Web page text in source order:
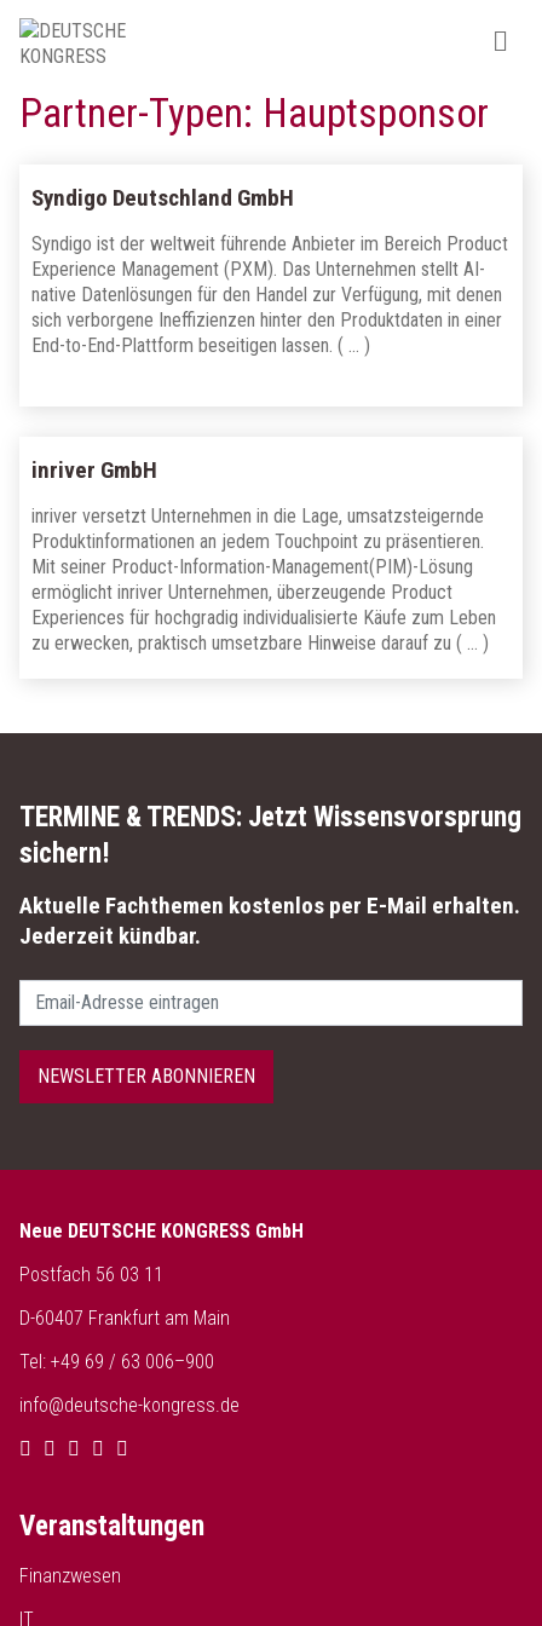
Partner-Typen: Hauptsponsor
Syndigo Deutschland GmbH
Syndigo ist der weltweit führende Anbieter im Bereich Product
Experience Management (PXM). Das Unternehmen stellt AI-
native Datenlösungen für den Handel zur Verfügung, mit denen
sich verborgene Ineffizienzen hinter den Produktdaten in einer
End-to-End-Plattform beseitigen lassen. ( … )
inriver GmbH
inriver versetzt Unternehmen in die Lage, umsatzsteigernde
Produktinformationen an jedem Touchpoint zu präsentieren.
Mit seiner Product-Information-Management(PIM)-Lösung
ermöglicht inriver Unternehmen, überzeugende Product
Experiences für hochgradig individualisierte Käufe zum Leben
zu erwecken, praktisch umsetzbare Hinweise darauf zu ( … )
TERMINE & TRENDS: Jetzt Wissensvorsprung
sichern!
Aktuelle Fachthemen kostenlos per E-Mail erhalten.
Jederzeit kündbar.
Passwort
NEWSLETTER ABONNIEREN
Neue DEUTSCHE KONGRESS GmbH
Postfach 56 03 11
D-60407 Frankfurt am Main
Tel: +49 69 / 63 006–900
info@deutsche-kongress.de
Veranstaltungen
Finanzwesen
IT